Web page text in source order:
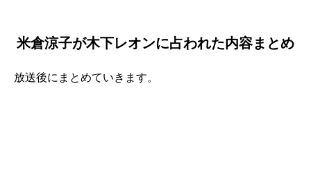
米倉涼子が木下レオンに占われた内容まとめ
放送後にまとめていきます。